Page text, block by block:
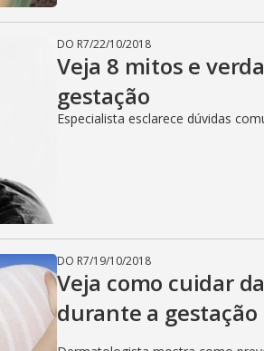
DO R7/22/10/2018
Veja 8 mitos e
gestação
Especialista esclarece dúvidas
DO R7/19/10/2018
Veja como cuidar
durante a gestação